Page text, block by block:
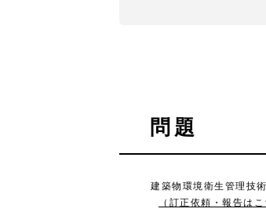
問題
建築物環境衛生管理技
（訂正依頼・報告はこ